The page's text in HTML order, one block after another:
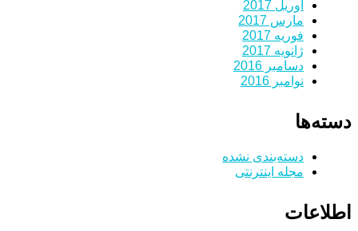
آوریل 2017
مارس 2017
فوریه 2017
ژانویه 2017
دسامبر 2016
نوامبر 2016
دسته‌ها
دسته‌بندی نشده
مجله اینترنتی
اطلاعات